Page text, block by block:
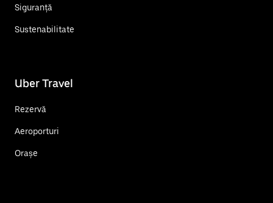
Siguranță
Sustenabilitate
Uber Travel
Rezervă
Aeroporturi
Orașe